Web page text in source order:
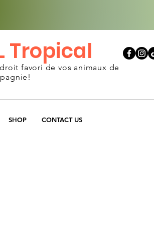
Tropical
favori de vos animaux de
SHOP CONTACT US